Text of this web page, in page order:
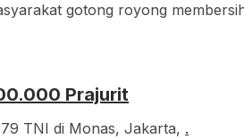
gotong royong
Prajurit
TNI di Monas, Jakarta, .